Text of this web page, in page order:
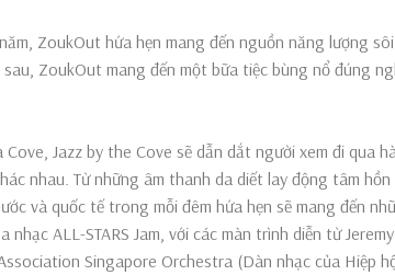
ZoukOut hứa hẹn mang đến nguồn năng lượng
ZoukOut mang đến một bữa tiệc bùng nổ đúng
Jazz by the Cove sẽ dẫn dắt người xem đi qua
nhau. Từ những âm thanh da diết lay động tâm
và quốc tế trong mỗi đêm hứa hẹn sẽ mang đến
ALL-STARS Jam, với các màn trình diễn từ
Singapore Orchestra (Dàn nhạc của Hiệp